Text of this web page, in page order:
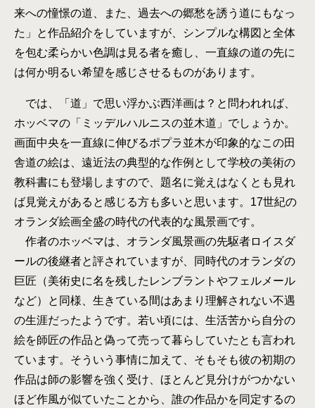
来への憧憬の道、また、過去への郷愁を誘う道にもなっ
た」と作品紹介をしていますが、シンプルな構図と全体
を包む柔らかい色調は見る者を癒し、一直線の道の先に
は何か明るい希望を感じさせるものがあります。
では、「道」で思い浮かぶ西洋画は？と問われれば、
ホッベマの「ミッデルハルニスの並木道」でしょうか。
画面中央を一直線に伸びるポプラ並木が印象的なこの田
舎道の絵は、遠近法の典型的な作例として学校の美術の
教科書にも登場しますので、題名に覚えはなくとも見れ
ば見覚えがあると感じる方も多いと思います。17世紀の
オランダ絵画全盛の時代の代表的な風景画です。
作者のホッベマは、オランダ風景画の先駆者ロイスダ
ールの後継者と評されていますが、同時代のオランダの
巨匠（美術史に名を残したレンブラントやフェルメール
など）と同様、生きている間はあまり理解されない不遇
の生涯だったようです。若い頃には、生活苦から自分の
絵を師匠の作品と偽って売って暮らしていたとも言われ
ています。そういう事情に加えて、そもそも彼の初期の
作品は師の影響を強く受け、ほとんど見分けがつかない
ほど作風が似ていたことから、誰の作品かを同定するの